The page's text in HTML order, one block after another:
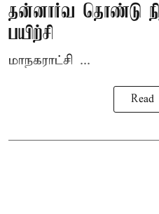
தன்னார்வ தொண்டு
பயிற்சி
மாநகராட்சி ...
Read